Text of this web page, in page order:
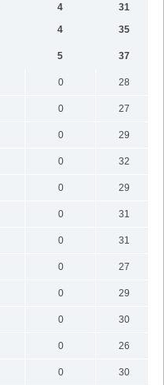
4
31
4
35
5
37
0
28
0
27
0
29
0
32
0
29
0
31
0
31
0
27
0
29
0
30
0
26
0
30